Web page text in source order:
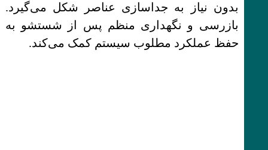
بدون نیاز به جداسازی عناصر شکل می‌گیرد.
بازرسی و نگهداری منظم پس از شستشو به
حفظ عملکرد مطلوب سیستم کمک می‌کند.